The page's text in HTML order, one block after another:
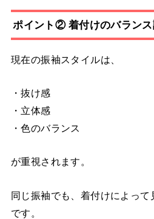
ポイント② 着付けのバラン
現在の振袖スタイルは、
・抜け感
・立体感
・色のバランス
が重視されます。
同じ振袖でも、着付けによっ
です。